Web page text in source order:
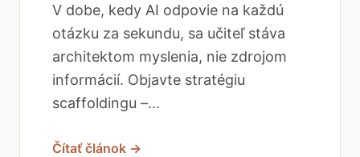
V dobe, kedy AI odpovie na každú
otázku za sekundu, sa učiteľ stáva
architektom myslenia, nie zdrojom
informácií. Objavte stratégiu
scaffoldingu –...
Čítať článok →